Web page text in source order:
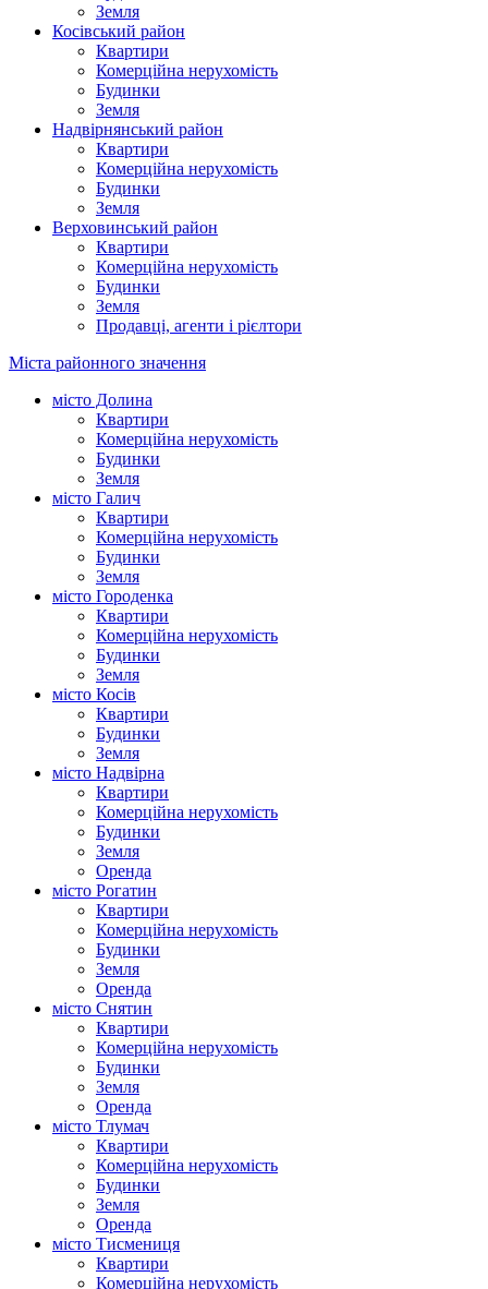
Земля
Косівський район
Квартири
Комерційна нерухомість
Будинки
Земля
Надвірнянський район
Квартири
Комерційна нерухомість
Будинки
Земля
Верховинський район
Квартири
Комерційна нерухомість
Будинки
Земля
Продавці, агенти і рієлтори
Міста районного значення
місто Долина
Квартири
Комерційна нерухомість
Будинки
Земля
місто Галич
Квартири
Комерційна нерухомість
Будинки
Земля
місто Городенка
Квартири
Комерційна нерухомість
Будинки
Земля
місто Косів
Квартири
Будинки
Земля
місто Надвірна
Квартири
Комерційна нерухомість
Будинки
Земля
Оренда
місто Рогатин
Квартири
Комерційна нерухомість
Будинки
Земля
Оренда
місто Снятин
Квартири
Комерційна нерухомість
Будинки
Земля
Оренда
місто Тлумач
Квартири
Комерційна нерухомість
Будинки
Земля
Оренда
місто Тисмениця
Квартири
Комерційна нерухомість